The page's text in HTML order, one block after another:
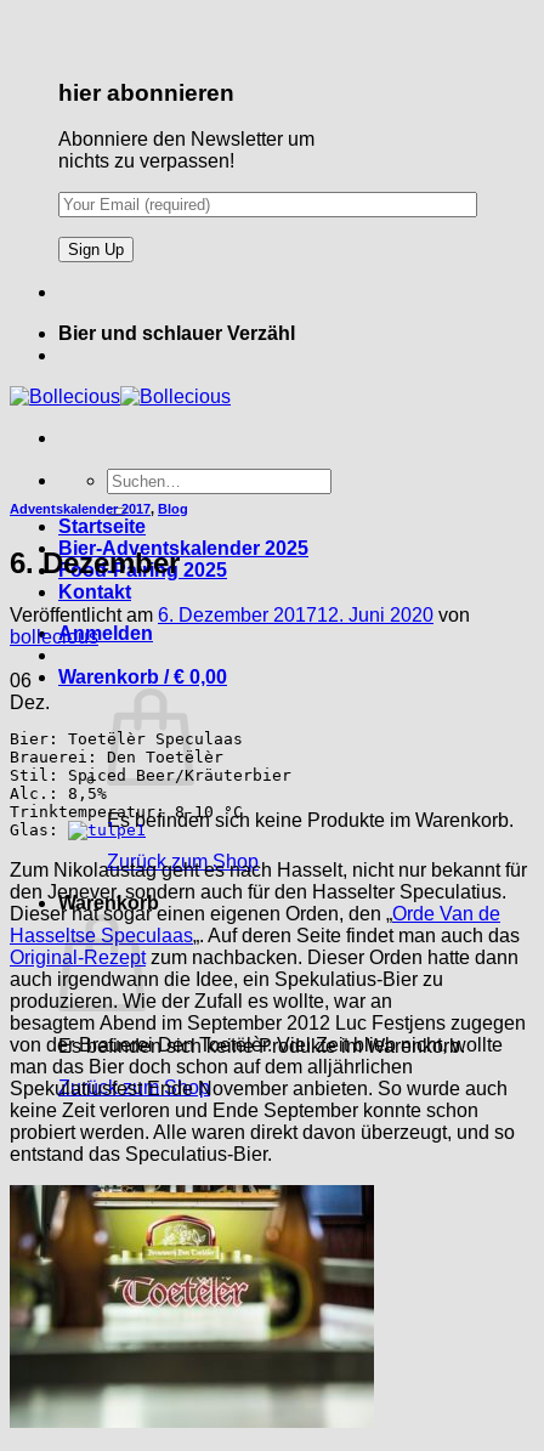
hier abonnieren
Abonniere den Newsletter um
nichts zu verpassen!
Bier und schlauer Verzähl
Suche
nach:
Startseite
Bier-Adventskalender 2025
Food-Pairing 2025
Kontakt
Anmelden
Warenkorb /€ 0,00
Es befinden sich keine Produkte im Warenkorb.
Zurück zum Shop
Warenkorb
Es befinden sich keine Produkte im Warenkorb.
Zurück zum Shop
Adventskalender 2017, Blog
6. Dezember
Veröffentlicht am 6. Dezember 201712. Juni 2020 von
bollecious
06
Dez.
Bier: Toetëlèr Speculaas
Brauerei: Den Toetëlèr
Stil: Spiced Beer/Kräuterbier
Alc.: 8,5%
Trinktemperatur: 8-10 °C
Glas:
Zum Nikolaustag geht es nach Hasselt, nicht nur bekannt für
den Jenever, sondern auch für den Hasselter Speculatius.
Dieser hat sogar einen eigenen Orden, den „Orde Van de
Hasseltse Speculaas„. Auf deren Seite findet man auch das
Original-Rezeptzum nachbacken. Dieser Orden hatte dann
auch irgendwann die Idee, ein Spekulatius-Bier zu
produzieren. Wie der Zufall es wollte, war an
besagtem Abend im September 2012 Luc Festjens zugegen
von der Brauerei Den Toetëlèr. Viel Zeit blieb nicht, wollte
man das Bier doch schon auf dem alljährlichen
Spekulatiusfest Ende November anbieten. So wurde auch
keine Zeit verloren und Ende September konnte schon
probiert werden. Alle waren direkt davon überzeugt, und so
entstand das Speculatius-Bier.